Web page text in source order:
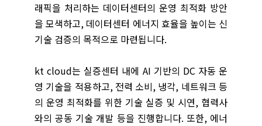
래픽을 처리하는 데이터센터의 운영 최적화 방안
을 모색하고, 데이터센터 에너지 효율을 높이는 신
기술 검증의 목적으로 마련됩니다.
kt cloud는 실증센터 내에 AI 기반의 DC 자동 운
영 기술을 적용하고, 전력 소비, 냉각, 네트워크 등
의 운영 최적화를 위한 기술 실증 및 시연, 협력사
와의 공동 기술 개발 등을 진행합니다. 또한, 에너